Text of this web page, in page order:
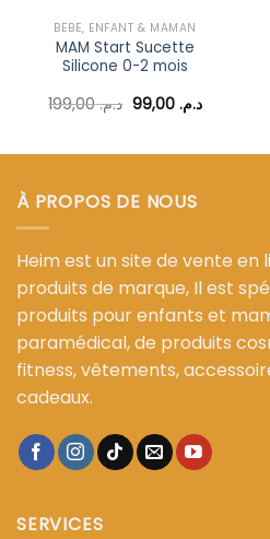
BÉBÉ, ENFANT & MAMAN
MAM Start Sucette
Silicone 0-2 mois
د.م.199,00 Le
prix
د.م. 199,00.
د.م. 99,00 Le
د.م. 49,00.
À PROPOS DE NOUS
Heim est un site de vente en
produits de marque, Il est
produits pour enfants et
paramédical, de produits
fitness, vêtements,
cadeaux.
SERVICES